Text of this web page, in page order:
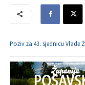
Poziv za 43. sjednicu Vlade